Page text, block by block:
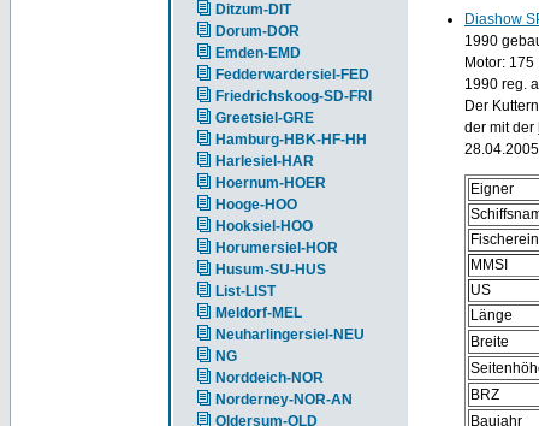
Ditzum-DIT
Dorum-DOR
Emden-EMD
Fedderwardersiel-FED
Friedrichskoog-SD-FRI
Greetsiel-GRE
Hamburg-HBK-HF-HH
Harlesiel-HAR
Hoernum-HOER
Hooge-HOO
Hooksiel-HOO
Horumersiel-HOR
Husum-SU-HUS
List-LIST
Meldorf-MEL
Neuharlingersiel-NEU
NG
Norddeich-NOR
Norderney-NOR-AN
Oldersum-OLD
Diashow
1990
Motor: 175
1990 reg.
Der
der mit der
Eigner
MMSI
US
Länge
Breite
BRZ
Baujahr